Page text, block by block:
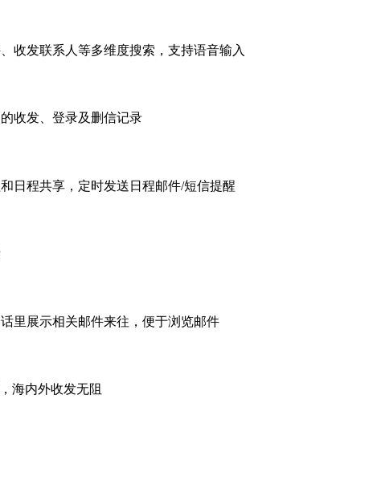
收发联系人等多维度搜索，支持语音输入
收发、登录及删信记录
日程共享，定时发送日程邮件/短信提醒
里展示相关邮件来往，便于浏览邮件
海内外收发无阻